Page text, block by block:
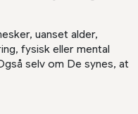
uanset alder,
fysisk eller mental
selv om De synes, at